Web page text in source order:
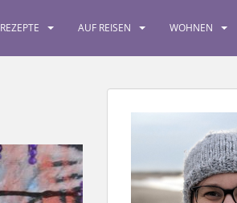
REZEPTE AUF REISEN WOHNEN